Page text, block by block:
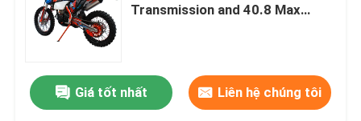
Transmission and 40.8 Max
Giá tốt nhất Liên hệ chúng tôi